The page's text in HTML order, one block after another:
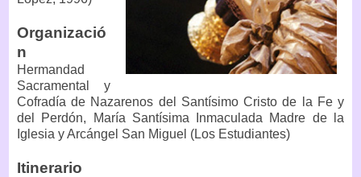
Organizació
n
Hermandad
Sacramental y
Cofradía de Nazarenos del Santísimo Cristo de la Fe y
del Perdón, María Santísima Inmaculada Madre de la
Iglesia y Arcángel San Miguel (Los Estudiantes)
Itinerario